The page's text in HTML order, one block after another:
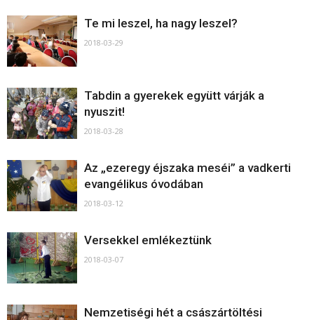
Te mi leszel, ha nagy leszel?
2018-03-29
Tabdin a gyerekek együtt várják a
nyuszit!
2018-03-28
Az „ezeregy éjszaka meséi” a vadkerti
evangélikus óvodában
2018-03-12
Versekkel emlékeztünk
2018-03-07
Nemzetiségi hét a császártöltési